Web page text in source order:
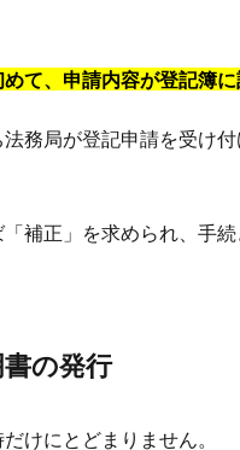
て、申請内容が登記簿
務局が登記申請を受け
補正」を求められ、手
の発行
けにとどまりません。